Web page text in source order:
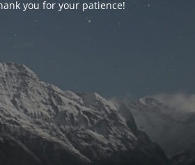
you for your patience!